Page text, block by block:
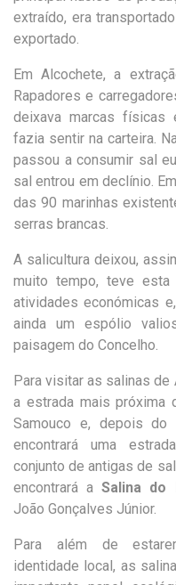
extraído, era
exportado.
Em Alcochete, a
Rapadores e
deixava marcas físicas
fazia sentir na carteira.
passou a consumir sal
sal entrou em declínio.
das 90 marinhas
serras brancas.
A salicultura deixou,
muito tempo, teve
atividades económicas
ainda um espólio
paisagem do Concelho.
Para visitar as salinas de
a estrada mais próxima
Samouco e, depois do
encontrará uma
conjunto de antigas de
encontrará a Salina do
João Gonçalves Júnior.
Para além de
identidade local, as